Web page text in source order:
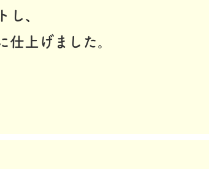
し、
仕上げました。